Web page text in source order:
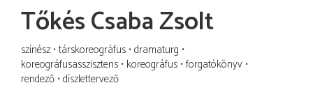
Tőkés Csaba Zsolt
színész társkoreográfus dramaturg
koreográfusasszisztens koreográfus forgatókönyv
rendező díszlettervező